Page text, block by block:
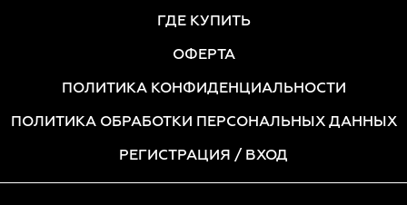
ГДЕ КУПИТЬ
ОФЕРТА
ПОЛИТИКА КОНФИДЕНЦИАЛЬНОСТИ
ПОЛИТИКА ОБРАБОТКИ ПЕРСОНАЛЬНЫХ ДАННЫХ
РЕГИСТРАЦИЯ / ВХОД